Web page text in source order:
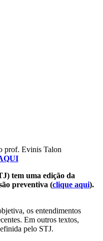
prof. Evinis Talon
tem uma edição da
preventiva (clique aqui).
os entendimentos
Em outros textos,
pelo STJ.